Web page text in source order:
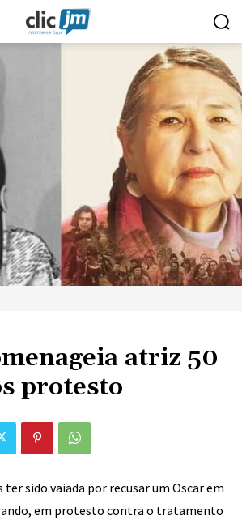
atriz 50
protesto
ter sido vaiada por recusar um Oscar em
em protesto contra o tratamento